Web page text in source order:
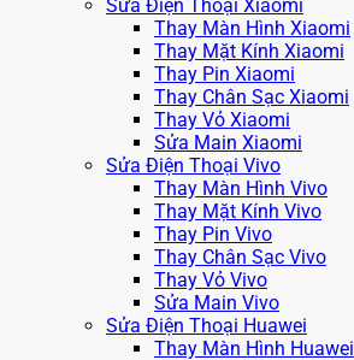
Sửa Điện Thoại Xiaomi
Thay Màn Hình Xiaomi
Thay Mặt Kính Xiaomi
Thay Pin Xiaomi
Thay Chân Sạc Xiaomi
Thay Vỏ Xiaomi
Sửa Main Xiaomi
Sửa Điện Thoại Vivo
Thay Màn Hình Vivo
Thay Mặt Kính Vivo
Thay Pin Vivo
Thay Chân Sạc Vivo
Thay Vỏ Vivo
Sửa Main Vivo
Sửa Điện Thoại Huawei
Thay Màn Hình Huawei